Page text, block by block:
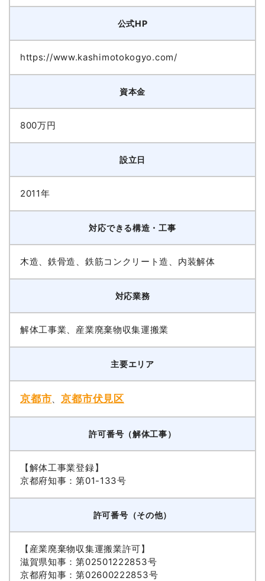
公式HP
https://www.kashimotokogyo.com/
資本金
800万円
設立日
2011年
対応できる構造・工事
木造、鉄骨造、鉄筋コンクリート造、内装解体
対応業務
解体工事業、産業廃棄物収集運搬業
主要エリア
京都市 、京都市伏見区
許可番号（解体工事）
【解体工事業登録】
京都府知事：第01-133号
許可番号（その他）
【産業廃棄物収集運搬業許可】
滋賀県知事：第02501222853号
京都府知事：第02600222853号